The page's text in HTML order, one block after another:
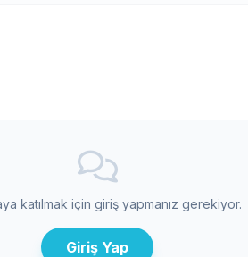
katılmak için giriş yapmanız gerekiyor.
Giriş Yap